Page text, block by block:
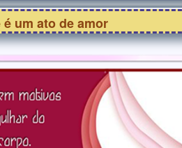
um ato de amor